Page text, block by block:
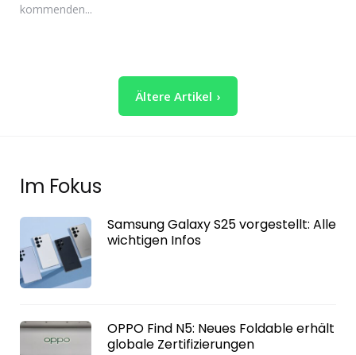
kommenden...
Seitennummerierung
Ältere Artikel
Im Fokus
Samsung Galaxy S25 vorgestellt: Alle
wichtigen Infos
OPPO Find N5: Neues Foldable erhält
globale Zertifizierungen